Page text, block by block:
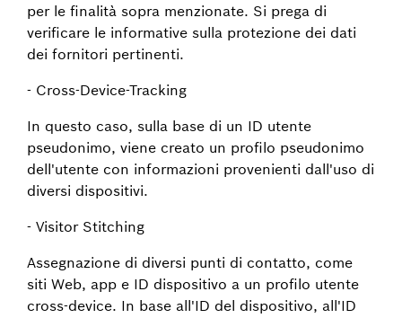
per le finalità sopra menzionate. Si prega di
verificare le informative sulla protezione dei dati
dei fornitori pertinenti.
- Cross-Device-Tracking
In questo caso, sulla base di un ID utente
pseudonimo, viene creato un profilo pseudonimo
dell'utente con informazioni provenienti dall'uso di
diversi dispositivi.
- Visitor Stitching
Assegnazione di diversi punti di contatto, come
siti Web, app e ID dispositivo a un profilo utente
cross-device. In base all'ID del dispositivo, all'ID